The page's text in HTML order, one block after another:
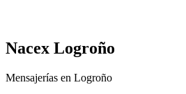
Nacex Logroño
Mensajerías en Logroño